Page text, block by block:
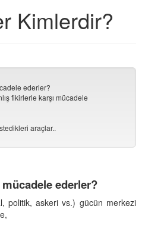
Kimlerdir?
ederler?
fikirlerle karşı mücadele
araçlar..
ederler?
politik, askeri vs.) gücün merkezi